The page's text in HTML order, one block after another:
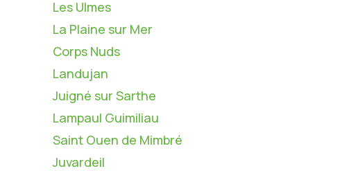
Les Ulmes
La Plaine sur Mer
Corps Nuds
Landujan
Juigné sur Sarthe
Lampaul Guimiliau
Saint Ouen de Mimbré
Juvardeil